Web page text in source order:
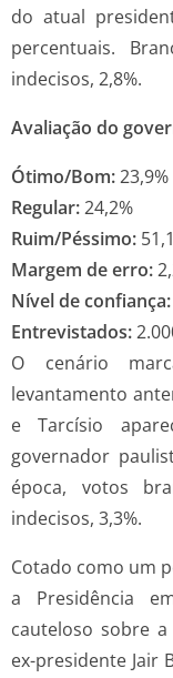
do atual
percentuais.
indecisos, 2,8%.
Avaliação do
Ótimo/Bom:23,9%
Regular:24,2%
Ruim/Péssimo:
Margem de erro:
Nível de confiança:
Entrevistados:
O cenário
levantamento
e Tarcísio
governador
época, votos
indecisos, 3,3%.
Cotado como um
a Presidência
cauteloso sobre
ex-presidente Jair